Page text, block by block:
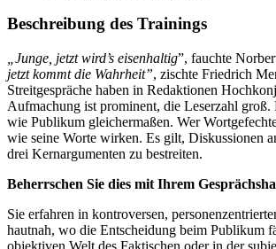
Beschreibung des Trainings
„Junge, jetzt wird’s eisenhaltig”, fauchte
jetzt kommt die Wahrheit”, zischte Friedrich
Streitgespräche haben in Redaktionen
Aufmachung ist prominent, die Leserzahl groß.
wie Publikum gleichermaßen. Wer
wie seine Worte wirken. Es gilt, Diskussionen
drei Kernargumenten zu bestreiten.
Beherrschen Sie dies mit Ihrem
Sie erfahren in kontroversen,
hautnah, wo die Entscheidung beim Publikum
objektiven Welt des Faktischen oder in der